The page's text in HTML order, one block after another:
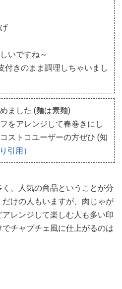
いですね～
付きのまま調理しちゃいまし
ました (麺は素麺)
をアレンジして春巻きにし
ストコユーザーの方ぜひ (知
引用）
く、人気の商品ということが分
けの人もいますが、肉じゃが
レンジして楽しむ人も多い印
チャプチェ風に仕上がるのは